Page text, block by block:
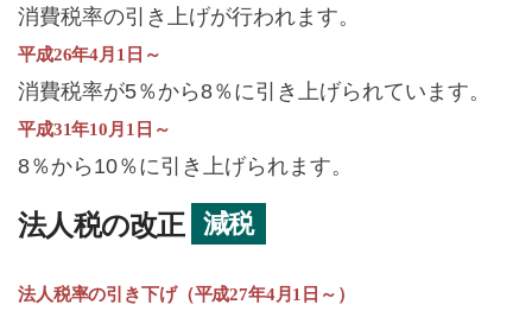
消費税率の引き上げが行われます。
平成26年4月1日～
消費税率が5％から8％に引き上げられています。
平成31年10月1日～
8％から10％に引き上げられます。
法人税の改正 減税
法人税率の引き下げ（平成27年4月1日～）